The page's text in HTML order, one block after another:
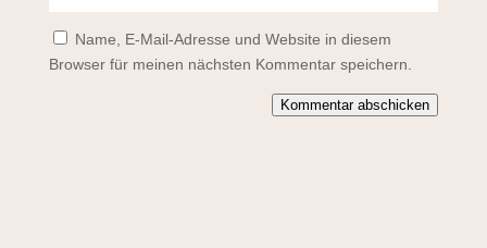
Name, E-Mail-Adresse und Website in diesem
Browser für meinen nächsten Kommentar speichern.
Kommentar abschicken